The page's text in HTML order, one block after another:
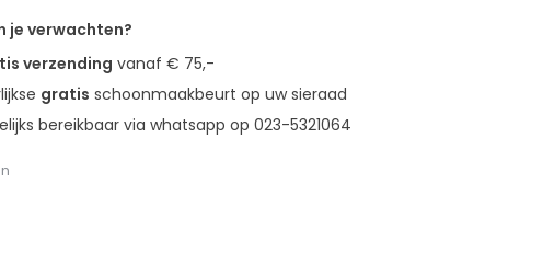
je verwachten?
verzending vanaf € 75,-
gratis schoonmaakbeurt op uw sieraad
bereikbaar via whatsapp op 023-5321064